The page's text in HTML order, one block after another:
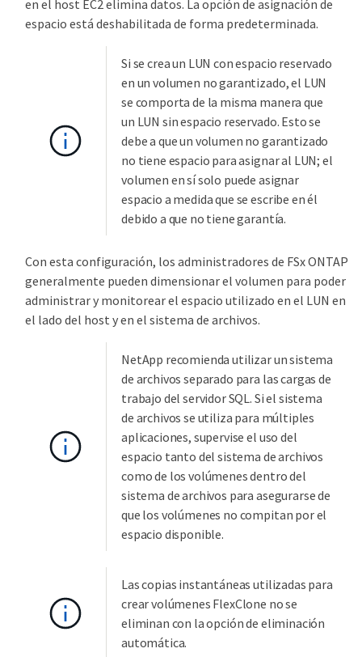
en el host EC2 elimina datos. La opción de asignación de
espacio está deshabilitada de forma predeterminada.
Si se crea un LUN con espacio reservado
en un volumen no garantizado, el LUN
se comporta de la misma manera que
un LUN sin espacio reservado. Esto se
debe a que un volumen no garantizado
no tiene espacio para asignar al LUN; el
volumen en sí solo puede asignar
espacio a medida que se escribe en él
debido a que no tiene garantía.
Con esta configuración, los administradores de FSx ONTAP
generalmente pueden dimensionar el volumen para poder
administrar y monitorear el espacio utilizado en el LUN en
el lado del host y en el sistema de archivos.
NetApp recomienda utilizar un sistema
de archivos separado para las cargas de
trabajo del servidor SQL. Si el sistema
de archivos se utiliza para múltiples
aplicaciones, supervise el uso del
espacio tanto del sistema de archivos
como de los volúmenes dentro del
sistema de archivos para asegurarse de
que los volúmenes no compitan por el
espacio disponible.
Las copias instantáneas utilizadas para
crear volúmenes FlexClone no se
eliminan con la opción de eliminación
automática.